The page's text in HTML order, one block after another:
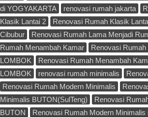
di YOGYAKARTA
renovasi rumah jakarta
Klasik Lantai 2
Renovasi Rumah Klasik
Cibubur
Renovasi Rumah Lama Menjadi
Rumah Menambah Kamar
Renovasi
LOMBOK
Renovasi Rumah Menambah
LOMBOK
renovasi rumah minimalis
Renovasi Rumah Modern Minimalis
Minimalis BUTON(SulTeng)
Renovasi
BUTON
Renovasi Rumah Modern Minimalis